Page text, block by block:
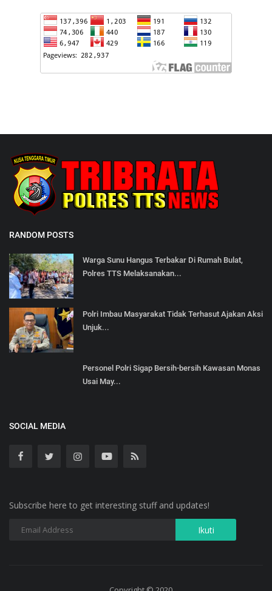
RANDOM POSTS
Warga Sunu Hangus Terbakar Di Rumah Bulat,
Polres TTS Melaksanakan...
Polri Imbau Masyarakat Tidak Terhasut Ajakan Aksi
Unjuk...
Personel Polri Sigap Bersih-bersih Kawasan Monas
Usai May...
SOCIAL MEDIA
Subscribe here to get interesting stuff and updates!